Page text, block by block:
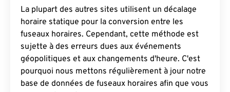
La plupart des autres sites utilisent un décalage
horaire statique pour la conversion entre les
fuseaux horaires. Cependant, cette méthode est
sujette à des erreurs dues aux événements
géopolitiques et aux changements d'heure. C'est
pourquoi nous mettons régulièrement à jour notre
base de données de fuseaux horaires afin que vous